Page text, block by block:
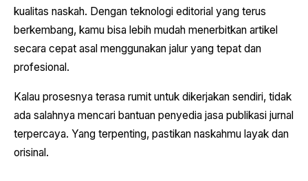
kualitas naskah. Dengan teknologi editorial yang terus
berkembang, kamu bisa lebih mudah menerbitkan artikel
secara cepat asal menggunakan jalur yang tepat dan
profesional.
Kalau prosesnya terasa rumit untuk dikerjakan sendiri, tidak
ada salahnya mencari bantuan penyedia jasa publikasi jurnal
terpercaya. Yang terpenting, pastikan naskahmu layak dan
orisinal.